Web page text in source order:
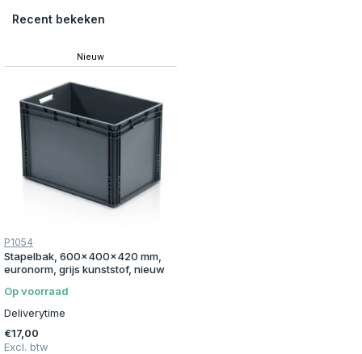
Recent bekeken
Nieuw
P1054
Stapelbak, 600x400x420 mm,
euronorm, grijs kunststof, nieuw
Op voorraad
Deliverytime
€17,00
Excl. btw